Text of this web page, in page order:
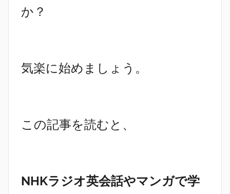
か？
気楽に始めましょう。
この記事を読むと、
NHKラジオ英会話やマンガで学